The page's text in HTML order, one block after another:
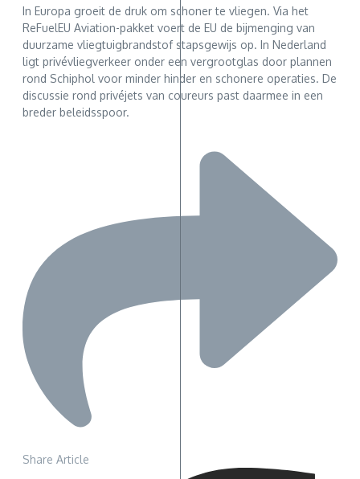
In Europa groeit de druk om schoner te vliegen. Via het
ReFuelEU Aviation-pakket voert de EU de bijmenging van
duurzame vliegtuigbrandstof stapsgewijs op. In Nederland
ligt privévliegverkeer onder een vergrootglas door plannen
rond Schiphol voor minder hinder en schonere operaties. De
discussie rond privéjets van coureurs past daarmee in een
breder beleidsspoor.
Share Article